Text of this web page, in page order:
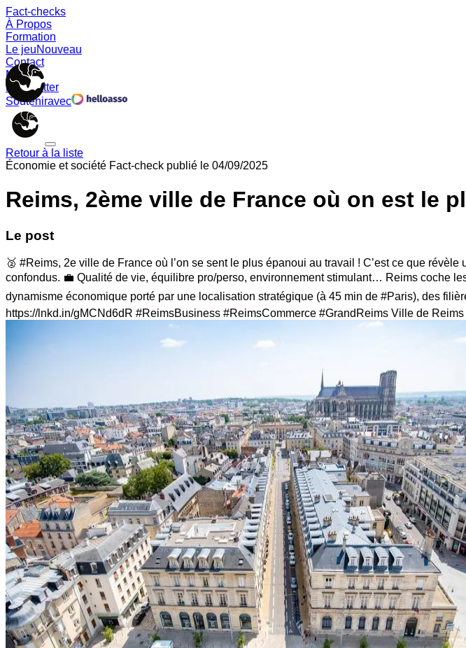
Fact-checks
À Propos
Formation
Le jeuNouveau
Contact
Memes
Newsletter
Souteniravec
Retour à la liste
Économie et société Fact-check publié le 04/09/2025
Reims, 2ème ville de France où on est le
Le post
🥈 #Reims, 2e ville de France où l’on se sent le plus épanoui au travail ! C’est ce que
confondus. 💼 Qualité de vie, équilibre pro/perso, environnement stimulant… Reims coche
dynamisme économique porté par une localisation stratégique (à 45 min de #Paris), des
https://lnkd.in/gMCNd6dR #ReimsBusiness #ReimsCommerce #GrandReims Ville de